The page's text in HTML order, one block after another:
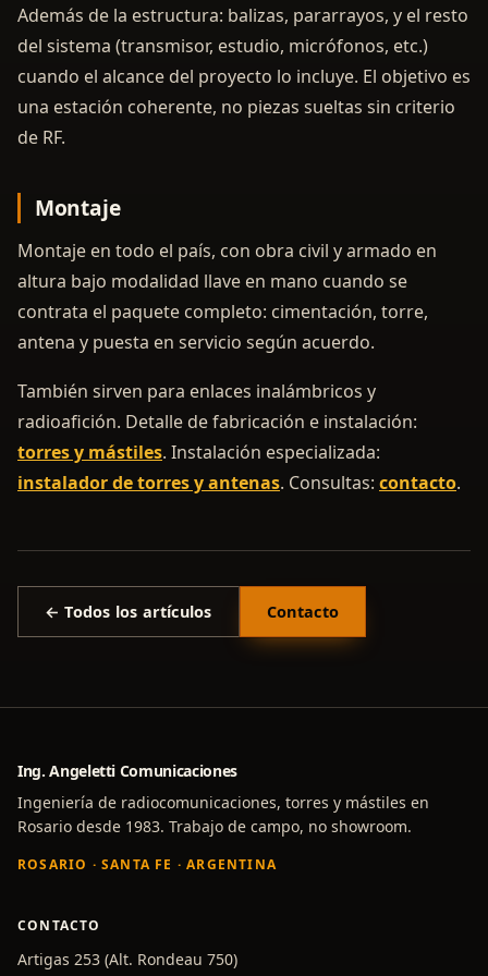
Además de la estructura: balizas, pararrayos, y el resto
del sistema (transmisor, estudio, micrófonos, etc.)
cuando el alcance del proyecto lo incluye. El objetivo es
una estación coherente, no piezas sueltas sin criterio
de RF.
Montaje
Montaje en todo el país, con obra civil y armado en
altura bajo modalidad llave en mano cuando se
contrata el paquete completo: cimentación, torre,
antena y puesta en servicio según acuerdo.
También sirven para enlaces inalámbricos y
radioafición. Detalle de fabricación e instalación:
torres y mástiles. Instalación especializada:
instalador de torres y antenas. Consultas: contacto.
← Todos los artículos Contacto
Ing. Angeletti Comunicaciones
Ingeniería de radiocomunicaciones, torres y mástiles en
Rosario desde 1983. Trabajo de campo, no showroom.
ROSARIO · SANTA FE · ARGENTINA
CONTACTO
Artigas 253 (Alt. Rondeau 750)